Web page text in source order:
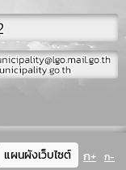
แผนผังเว็บไซต์ ก+ ก-